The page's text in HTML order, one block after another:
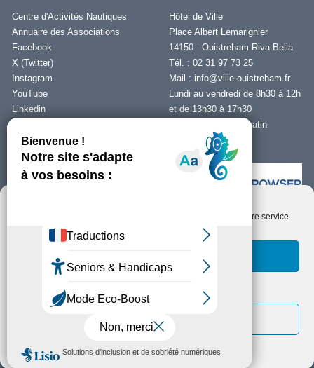
Nous utilisons des cookies pour optimiser notre site web et notre service.
Voir les préférences
Politique de cookies Déclaration de confidentialité
Centre d'Activités Nautiques
Annuaire des Associations
Facebook
X (Twitter)
Instagram
YouTube
Linkedin
Hôtel de Ville
Place Albert Lemarignier
14150 - Ouistreham Riva-Bella
Tél. : 02 31 97 73 25
Mail : info@ville-ouistreham.fr
Lundi au vendredi de 8h30 à 12h
et de 13h30 à 17h30
Fermeture le jeudi matin
Nous contacter
Installer Ability Browser
Qu’est ce que Ability Browser ?
Copyright © Ouistreham Riva-Bella - 2026 -
la vie privée/RGPD -
Plan du Site